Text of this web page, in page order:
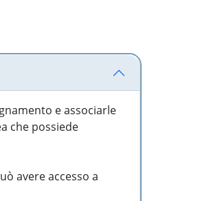
e associarle
che possiede
avere accesso a